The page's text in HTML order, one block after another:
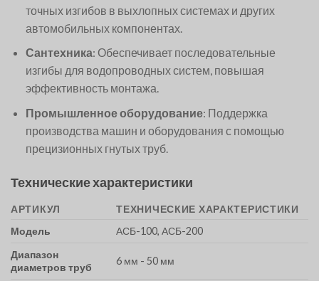
точных изгибов в выхлопных системах и других
автомобильных компонентах.
Сантехника: Обеспечивает последовательные
изгибы для водопроводных систем, повышая
эффективность монтажа.
Промышленное оборудование: Поддержка
производства машин и оборудования с помощью
прецизионных гнутых труб.
Технические характеристики
АРТИКУЛ
ТЕХНИЧЕСКИЕ ХАРАКТЕРИСТИКИ
Модель
АСБ-100, АСБ-200
Диапазон
диаметров труб
6 мм - 50 мм